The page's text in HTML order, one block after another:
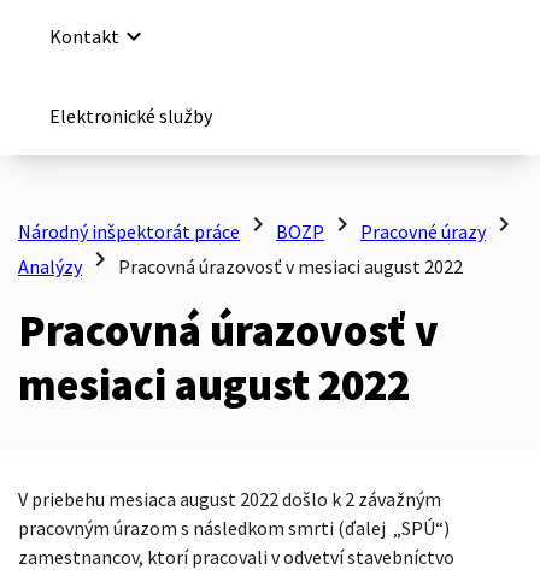
Kontakt keyboard_arrow_down
Elektronické služby
Národný inšpektorát práce chevron_right BOZP chevron_right Pracovné úrazy chevron_right
Analýzy chevron_right Pracovná úrazovosť v mesiaci august 2022
Pracovná úrazovosť v
mesiaci august 2022
V priebehu mesiaca august 2022 došlo k 2 závažným
pracovným úrazom s následkom smrti (ďalej „SPÚ“)
zamestnancov, ktorí pracovali v odvetví stavebníctvo